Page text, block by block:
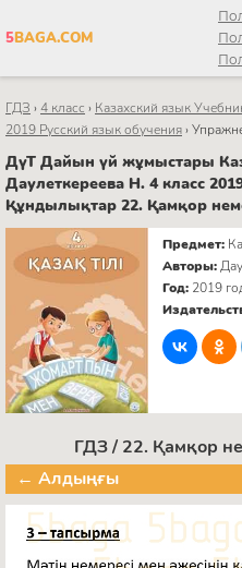
5BAGA.COM
ГДЗ ›4 класс › Казахский язык
2019 Русский язык обучения›
ДүТ Дайын үй жұмыстары
Даулеткереева Н. 4 класс
Құндылықтар 22. Қамқор
Предмет:
Авторы:
Год: 2019
ГДЗ / 22. Қамқор
← Алдыңғы